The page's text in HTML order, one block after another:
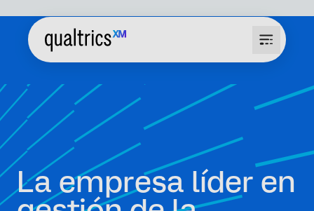
La empresa líder en